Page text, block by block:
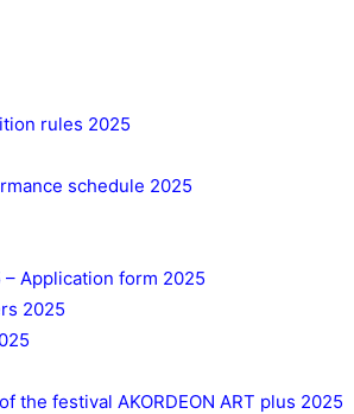
rules 2025
schedule 2025
Application form 2025
2025
the festival AKORDEON ART plus 2025